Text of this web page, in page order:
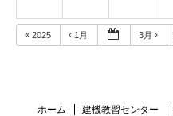
2025 1月 3月
ホーム 建機教習センター